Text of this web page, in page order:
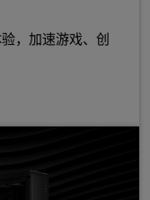
，加速游戏、创